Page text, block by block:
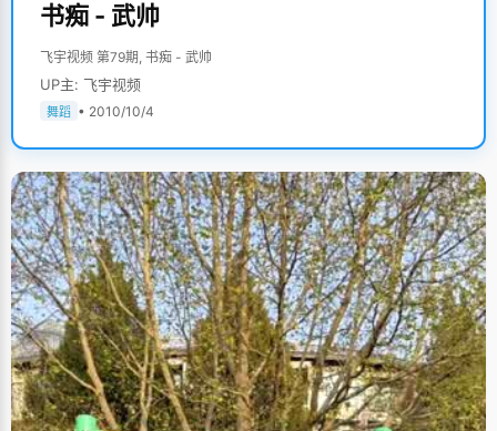
书痴 - 武帅
飞宇视频 第79期, 书痴 - 武帅
UP主: 飞宇视频
舞蹈 • 2010/10/4